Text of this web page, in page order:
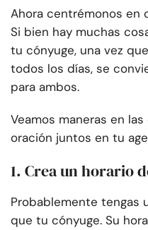
Ahora centrémonos en
Si bien hay muchas
tu cónyuge, una vez
todos los días, se
para ambos.
Veamos maneras en
oración juntos en tu
1. Crea un horario
Probablemente tengas
que tu cónyuge. Su